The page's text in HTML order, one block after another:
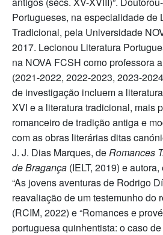
Portugueses, na especialidade de
Tradicional, pela Universidade
2017. Lecionou Literatura
na NOVA FCSH como professora
(2021-2022, 2022-2023, 2023-
de investigação incluem a
XVI e a literatura tradicional, mais
romanceiro de tradição antiga e
com as obras literárias ditas
J. J. Dias Marques, deRomances
de Bragança (IELT, 2019) e
“As jovens aventuras de Rodrigo
reavaliação de um testemunho do
(RCIM, 2022) e “Romances e
portuguesa quinhentista: o caso